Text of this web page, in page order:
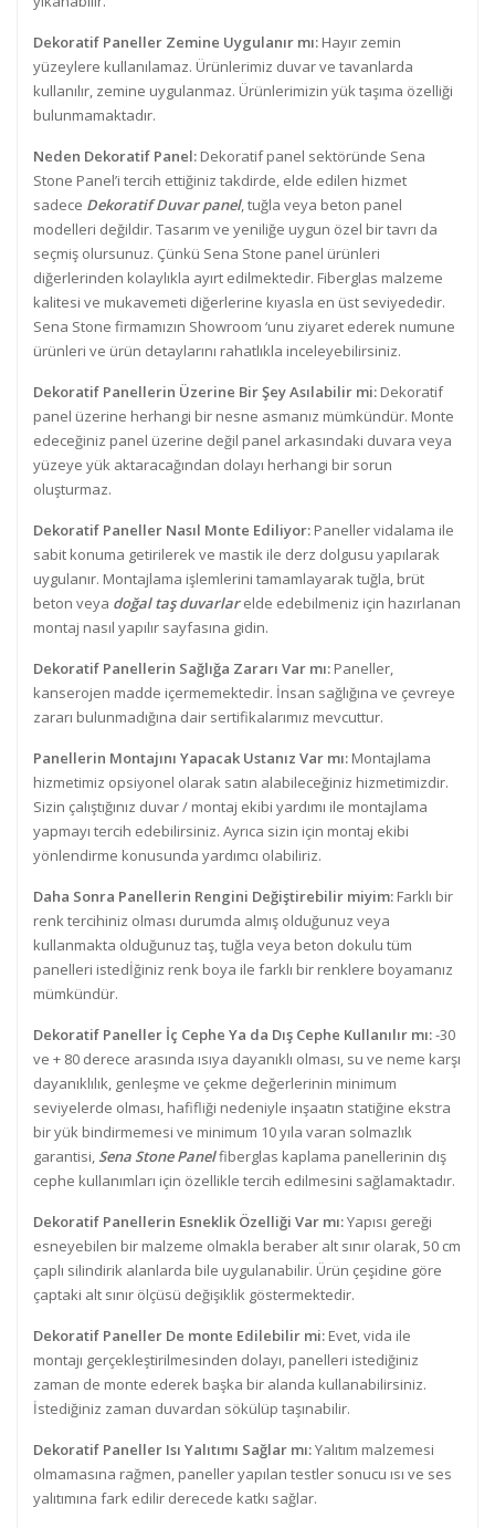
Dekoratif Paneller Zemine Uygulanır mı: Hayır zemin
yüzeylere kullanılamaz. Ürünlerimiz duvar ve tavanlarda
kullanılır, zemine uygulanmaz. Ürünlerimizin yük taşıma özelliği
bulunmamaktadır.
Neden Dekoratif Panel: Dekoratif panel sektöründe Sena
Stone Panel’i tercih ettiğiniz takdirde, elde edilen hizmet
sadece Dekoratif Duvar panel, tuğla veya beton panel
modelleri değildir. Tasarım ve yeniliğe uygun özel bir tavrı da
seçmiş olursunuz. Çünkü Sena Stone panel ürünleri
diğerlerinden kolaylıkla ayırt edilmektedir. Fiberglas malzeme
kalitesi ve mukavemeti diğerlerine kıyasla en üst seviyededir.
Sena Stone firmamızın Showroom ‘unu ziyaret ederek numune
ürünleri ve ürün detaylarını rahatlıkla inceleyebilirsiniz.
Dekoratif Panellerin Üzerine Bir Şey Asılabilir mi: Dekoratif
panel üzerine herhangi bir nesne asmanız mümkündür. Monte
edeceğiniz panel üzerine değil panel arkasındaki duvara veya
yüzeye yük aktaracağından dolayı herhangi bir sorun
oluşturmaz.
Dekoratif Paneller Nasıl Monte Ediliyor: Paneller vidalama ile
sabit konuma getirilerek ve mastik ile derz dolgusu yapılarak
uygulanır. Montajlama işlemlerini tamamlayarak tuğla, brüt
beton veya doğal taş duvarlar elde edebilmeniz için hazırlanan
montaj nasıl yapılır sayfasına gidin.
Dekoratif Panellerin Sağlığa Zararı Var mı: Paneller,
kanserojen madde içermemektedir. İnsan sağlığına ve çevreye
zararı bulunmadığına dair sertifikalarımız mevcuttur.
Panellerin Montajını Yapacak Ustanız Var mı: Montajlama
hizmetimiz opsiyonel olarak satın alabileceğiniz hizmetimizdir.
Sizin çalıştığınız duvar / montaj ekibi yardımı ile montajlama
yapmayı tercih edebilirsiniz. Ayrıca sizin için montaj ekibi
yönlendirme konusunda yardımcı olabiliriz.
Daha Sonra Panellerin Rengini Değiştirebilir miyim: Farklı bir
renk tercihiniz olması durumda almış olduğunuz veya
kullanmakta olduğunuz taş, tuğla veya beton dokulu tüm
panelleri istedİğiniz renk boya ile farklı bir renklere boyamanız
mümkündür.
Dekoratif Paneller İç Cephe Ya da Dış Cephe Kullanılır mı:-30
ve + 80 derece arasında ısıya dayanıklı olması, su ve neme karşı
dayanıklılık, genleşme ve çekme değerlerinin minimum
seviyelerde olması, hafifliği nedeniyle inşaatın statiğine ekstra
bir yük bindirmemesi ve minimum 10 yıla varan solmazlık
garantisi, Sena Stone Panelfiberglas kaplama panellerinin dış
cephe kullanımları için özellikle tercih edilmesini sağlamaktadır.
Dekoratif Panellerin Esneklik Özelliği Var mı:Yapısı gereği
esneyebilen bir malzeme olmakla beraber alt sınır olarak, 50 cm
çaplı silindirik alanlarda bile uygulanabilir. Ürün çeşidine göre
çaptaki alt sınır ölçüsü değişiklik göstermektedir.
Dekoratif Paneller De monte Edilebilir mi: Evet, vida ile
montajı gerçekleştirilmesinden dolayı, panelleri istediğiniz
zaman de monte ederek başka bir alanda kullanabilirsiniz.
İstediğiniz zaman duvardan sökülüp taşınabilir.
Dekoratif Paneller Isı Yalıtımı Sağlar mı:Yalıtım malzemesi
olmamasına rağmen, paneller yapılan testler sonucu ısı ve ses
yalıtımına fark edilir derecede katkı sağlar.